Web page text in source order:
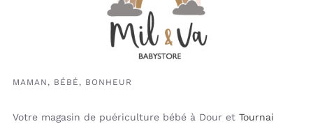
MAMAN, BÉBÉ, BONHEUR
Votre magasin de puériculture bébé à Dour et Tournai